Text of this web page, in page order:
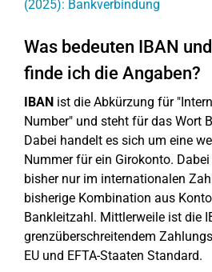
(2025): Bankverbindung
Was bedeuten IBAN
finde ich die Angaben?
IBAN ist die Abkürzung für
Number" und steht für das Wort
Dabei handelt es sich um eine
Nummer für ein Girokonto. Dabei
bisher nur im internationalen
bisherige Kombination aus
Bankleitzahl. Mittlerweile ist die
grenzüberschreitendem
EU und EFTA-Staaten Standard.